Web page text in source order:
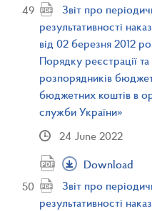
Звіт про
результативності
від 02 березня 2012
Порядку реєстрації
розпорядників
бюджетних коштів в
служби України»
24 June 2022
Download
Звіт про
результативності